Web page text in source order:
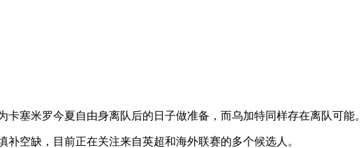
塞米罗今夏自由身离队后的日子做准备，而乌加特同样存在离队可能。
空缺，目前正在关注来自英超和海外联赛的多个候选人。